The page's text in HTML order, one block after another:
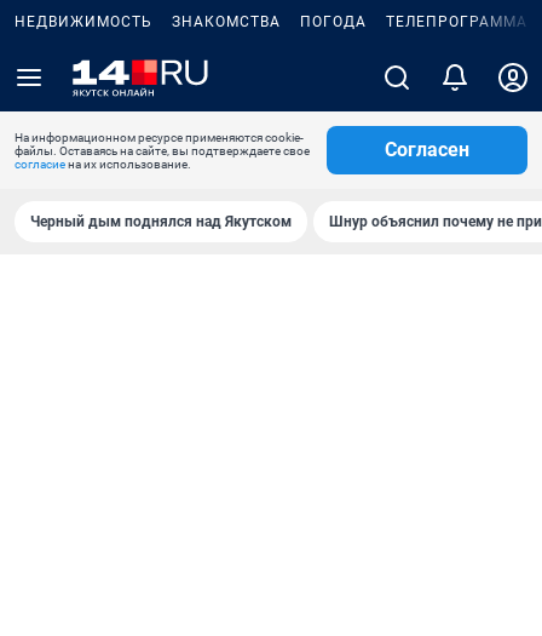
НЕДВИЖИМОСТЬ ЗНАКОМСТВА ПОГОДА ТЕЛЕПРОГРАММА
На информационном ресурсе применяются cookie-
файлы. Оставаясь на сайте, вы подтверждаете свое
согласиена их использование.
Согласен
Черный дым поднялся над Якутском Шнур объяснил почему не